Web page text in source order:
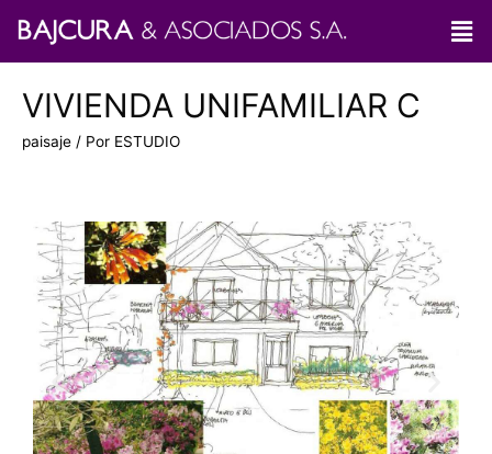
VIVIENDA UNIFAMILIAR C
paisaje / Por ESTUDIO